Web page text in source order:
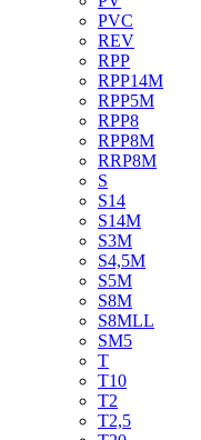
PVC
REV
RPP
RPP14M
RPP5M
RPP8
RPP8M
RRP8M
S
S14
S14M
S3M
S4,5M
S5M
S8M
S8MLL
SM5
T
T10
T2
T2,5